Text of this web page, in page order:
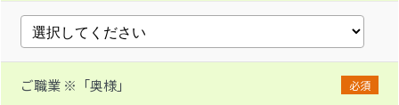
ご職業 ※「奥様」 必須